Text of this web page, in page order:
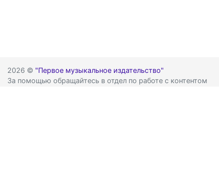
2026 © "Первое музыкальное издательство"
За помощью обращайтесь в отдел по работе с контентом